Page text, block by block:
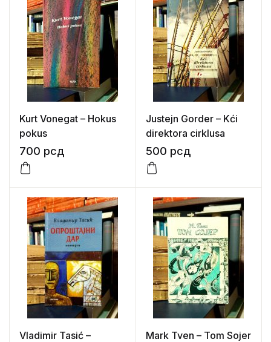
Kurt Vonegat – Hokus
pokus
700 рсд
Justejn Gorder – Kći
direktora cirklusa
500 рсд
Vladimir Tasić –
Mark Tven – Tom Sojer